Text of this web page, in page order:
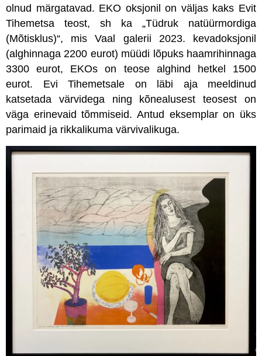
olnud märgatavad. EKO oksjonil on väljas kaks Evit
Tihemetsa teost, sh ka „Tüdruk natüürmordiga
(Mõtisklus)“, mis Vaal galerii 2023. kevadoksjonil
(alghinnaga 2200 eurot) müüdi lõpuks haamrihinnaga
3300 eurot, EKOs on teose alghind hetkel 1500
eurot. Evi Tihemetsale on läbi aja meeldinud
katsetada värvidega ning kõnealusest teosest on
väga erinevaid tõmmiseid. Antud eksemplar on üks
parimaid ja rikkalikuma värvivalikuga.